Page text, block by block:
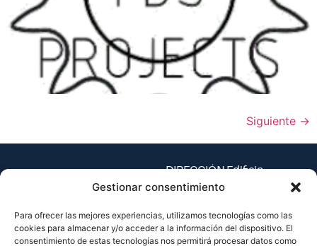
Gestionar consentimiento
Para ofrecer las mejores experiencias, utilizamos tecnologías como las
cookies para almacenar y/o acceder a la información del dispositivo. El
consentimiento de estas tecnologías nos permitirá procesar datos como
Siguiente →
DIRECCIÓN Edificio
Espaitec 1, Universitat
Baynat, s/n
12071 Castellón de la